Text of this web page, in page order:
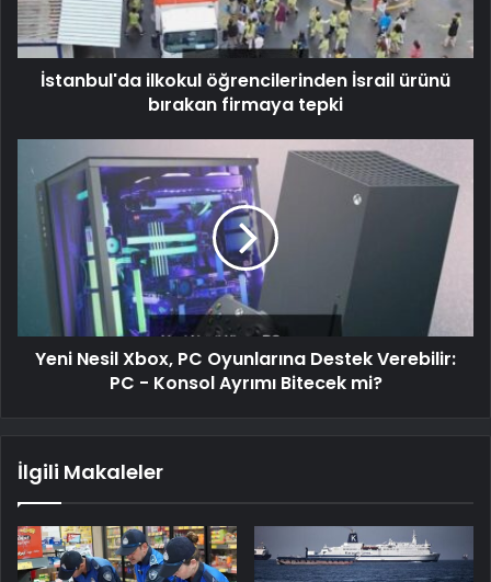
İstanbul'da ilkokul öğrencilerinden İsrail ürünü
bırakan firmaya tepki
Yeni Nesil Xbox, PC Oyunlarına Destek Verebilir:
PC - Konsol Ayrımı Bitecek mi?
İlgili Makaleler